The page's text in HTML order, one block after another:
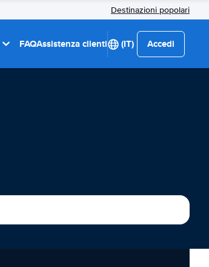
Destinazioni popolari
FAQAssistenza clienti (IT) Accedi